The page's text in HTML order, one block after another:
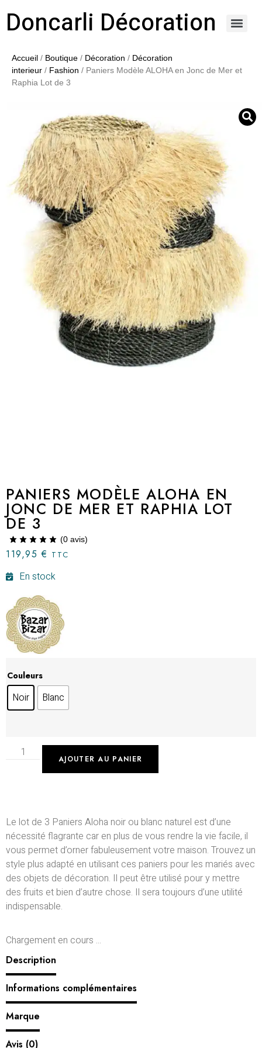
Doncarli Décoration
Accueil / Boutique / Décoration / Décoration
interieur / Fashion / Paniers Modèle ALOHA en Jonc de Mer et
Raphia Lot de 3
PANIERS MODÈLE ALOHA EN
JONC DE MER ET RAPHIA LOT
DE 3
(0 avis)
119,95€ TTC
En stock
Couleurs
Noir Blanc
AJOUTER AU PANIER
Le lot de 3 Paniers Aloha noir ou blanc naturel est d’une
nécessité flagrante car en plus de vous rendre la vie facile, il
vous permet d’orner fabuleusement votre maison. Trouvez un
style plus adapté en utilisant ces paniers pour les mariés avec
des objets de décoration. Il peut être utilisé pour y mettre
des fruits et bien d’autre chose. Il sera toujours d’une utilité
indispensable.
Chargement en cours ...
Description
Informations complémentaires
Marque
Avis (0)